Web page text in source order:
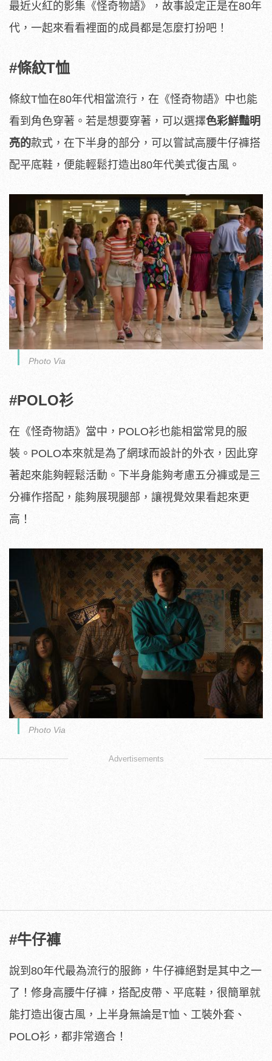
最近火紅的影集《怪奇物語》，故事設定正是在80年
代，一起來看看裡面的成員都是怎麼打扮吧！
#條紋T恤
條紋T恤在80年代相當流行，在《怪奇物語》中也能
看到角色穿著。若是想要穿著，可以選擇色彩鮮豔明
亮的款式，在下半身的部分，可以嘗試高腰牛仔褲搭
配平底鞋，便能輕鬆打造出80年代美式復古風。
Photo Via
#POLO衫
在《怪奇物語》當中，POLO衫也能相當常見的服
裝。POLO本來就是為了網球而設計的外衣，因此穿
著起來能夠輕鬆活動。下半身能夠考慮五分褲或是三
分褲作搭配，能夠展現腿部，讓視覺效果看起來更
高！
Photo Via
Advertisements
#牛仔褲
說到80年代最為流行的服飾，牛仔褲絕對是其中之一
了！修身高腰牛仔褲，搭配皮帶、平底鞋，很簡單就
能打造出復古風，上半身無論是T恤、工裝外套、
POLO衫，都非常適合！